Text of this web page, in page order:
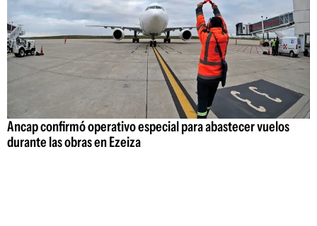
Ancap confirmó operativo especial para abastecer vuelos
durante las obras en Ezeiza